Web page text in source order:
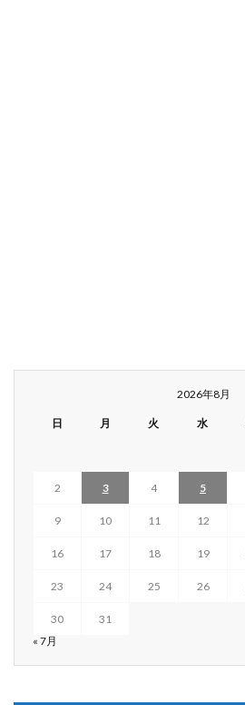
2026年8月
日 月 火 水
2 3 4 5
9 10 11 12
16 17 18 19
23 24 25 26
30
31
« 7月